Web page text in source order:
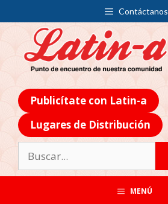
Contáctanos
Publicítate con Latin-a
Lugares de Distribución
MENÚ